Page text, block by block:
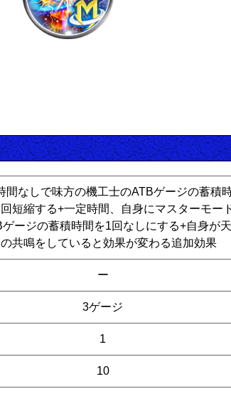
間なしで味方の機工士のATBゲージの蓄積
短縮する+一定時間、自身にマスターモー
ゲージの蓄積時間を1回なしにする+自身が天
共鳴をしていると効果が変わる追加効果
ー
3ゲージ
1
10